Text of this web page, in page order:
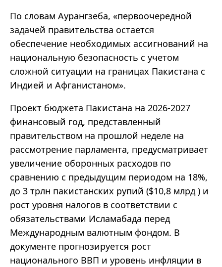
По словам Аурангзеба, «первоочередной
задачей правительства остается
обеспечение необходимых ассигнований на
национальную безопасность с учетом
сложной ситуации на границах Пакистана с
Индией и Афганистаном».
Проект бюджета Пакистана на 2026-2027
финансовый год, представленный
правительством на прошлой неделе на
рассмотрение парламента, предусматривает
увеличение оборонных расходов по
сравнению с предыдущим периодом на 18%,
до 3 трлн пакистанских рупий ($10,8 млрд ) и
рост уровня налогов в соответствии с
обязательствами Исламабада перед
Международным валютным фондом. В
документе прогнозируется рост
национального ВВП и уровень инфляции в